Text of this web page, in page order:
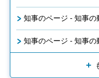
知事のページ - 知事の
知事のページ - 知事の